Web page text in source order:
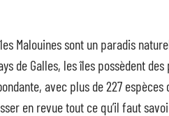
Malouines sont un paradis
de Galles, les îles possèdent des
avec plus de 227 espèces
en revue tout ce qu’il faut